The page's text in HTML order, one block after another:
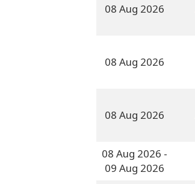
08 Aug 2026
08 Aug 2026
08 Aug 2026
08 Aug 2026 -
09 Aug 2026